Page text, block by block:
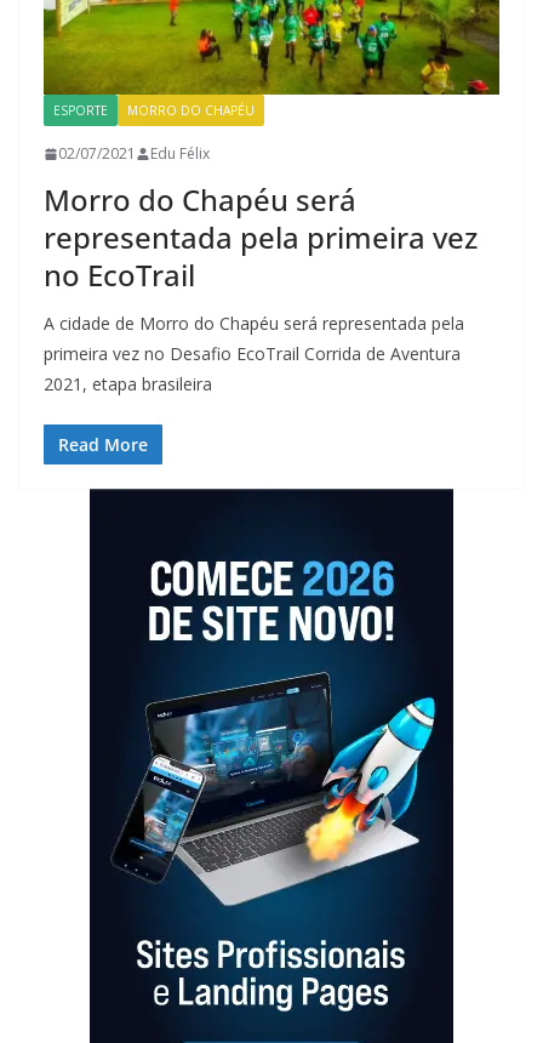
ESPORTE MORRO DO CHAPÉU
02/07/2021 Edu Félix
Morro do Chapéu será
representada pela primeira vez
no EcoTrail
A cidade de Morro do Chapéu será representada pela
primeira vez no Desafio EcoTrail Corrida de Aventura
2021, etapa brasileira
Read More